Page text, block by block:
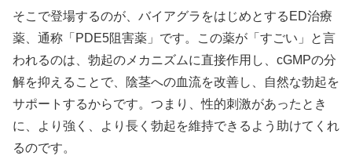
そこで登場するのが、バイアグラをはじめとするED治療
薬、通称「PDE5阻害薬」です。この薬が「すごい」と言
われるのは、勃起のメカニズムに直接作用し、cGMPの分
解を抑えることで、陰茎への血流を改善し、自然な勃起を
サポートするからです。つまり、性的刺激があったとき
に、より強く、より長く勃起を維持できるよう助けてくれ
るのです。